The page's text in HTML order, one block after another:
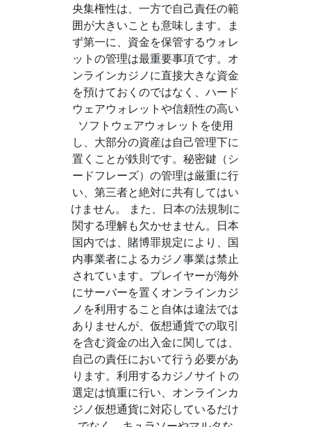
央集権性は、一方で自己責任の範
囲が大きいことも意味します。ま
ず第一に、資金を保管するウォレ
ットの管理は最重要事項です。オ
ンラインカジノに直接大きな資金
を預けておくのではなく、ハード
ウェアウォレットや信頼性の高い
ソフトウェアウォレットを使用
し、大部分の資産は自己管理下に
置くことが鉄則です。秘密鍵（シ
ードフレーズ）の管理は厳重に行
い、第三者と絶対に共有してはい
けません。 また、日本の法規制に
関する理解も欠かせません。日本
国内では、賭博罪規定により、国
内事業者によるカジノ事業は禁止
されています。プレイヤーが海外
にサーバーを置くオンラインカジ
ノを利用すること自体は違法では
ありませんが、仮想通貨での取引
を含む資金の出入金に関しては、
自己の責任において行う必要があ
ります。利用するカジノサイトの
選定は慎重に行い、オンラインカ
ジノ仮想通貨に対応しているだけ